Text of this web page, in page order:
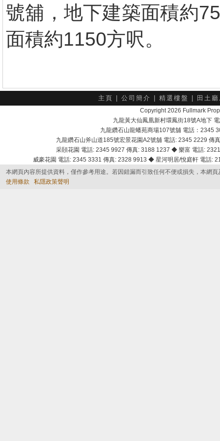
號舖，地下建築面積約
面積約1150方呎。
主頁 公司簡介 精選樓盤 田土
Copyright 2026 Fullmark
九龍黃大仙鳳凰新村環鳳街18號A地下
九龍鑽石山龍蟠苑商場107號舖 電話：2345
九龍鑽石山斧山道185號宏景花園A2號舖 電話: 2345 2229
采頣花園 電話: 2345 9927 傳真: 3188 1237 ◆ 樂富 電話:
威豪花園 電話: 2345 3331 傳真: 2328 9913 ◆ 星河明居/悅庭軒 電話
本網頁內容所提供資料，僅作參考用途。若因錯漏而引致任何不便或損失，本網
使用條款
私隱政策聲明